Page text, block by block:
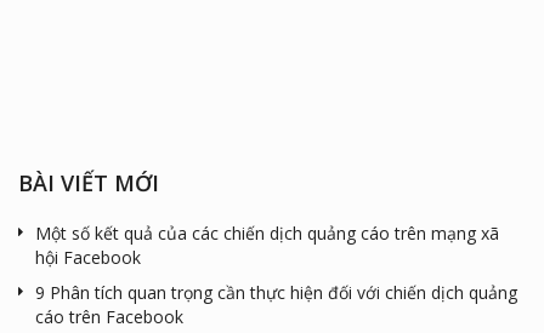
BÀI VIẾT MỚI
Một số kết quả của các chiến dịch quảng cáo trên mạng xã
hội Facebook
9 Phân tích quan trọng cần thực hiện đối với chiến dịch quảng
cáo trên Facebook